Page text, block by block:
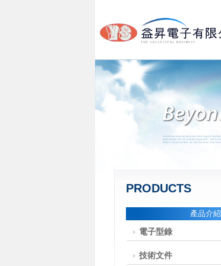
PRODUCTS
產品介紹
電子型錄
技術文件